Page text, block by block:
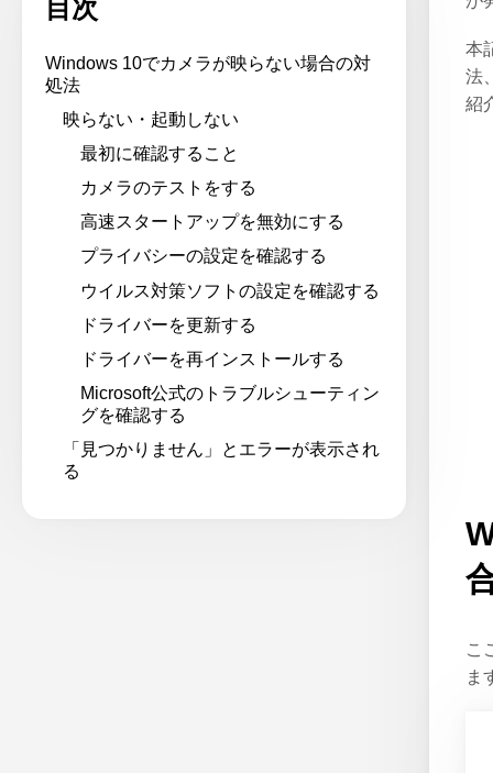
目次
Windows 10でカメラが映らない場合の対
処法
映らない・起動しない
最初に確認すること
カメラのテストをする
高速スタートアップを無効にする
プライバシーの設定を確認する
ウイルス対策ソフトの設定を確認する
ドライバーを更新する
ドライバーを再インストールする
Microsoft公式のトラブルシューティン
グを確認する
「見つかりません」とエラーが表示され
る
本
法
紹
こ
ま